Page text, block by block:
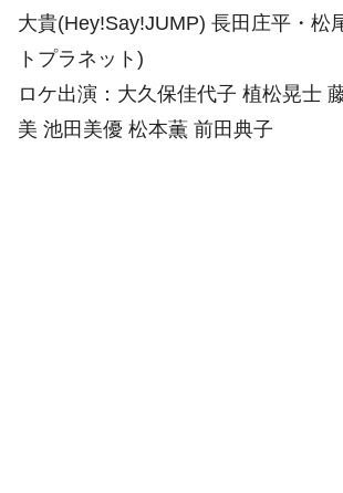
大貴(Hey!Say!JUMP) 長田庄平・松
トプラネット)
ロケ出演：大久保佳代子 植松晃士
美 池田美優 松本薫 前田典子